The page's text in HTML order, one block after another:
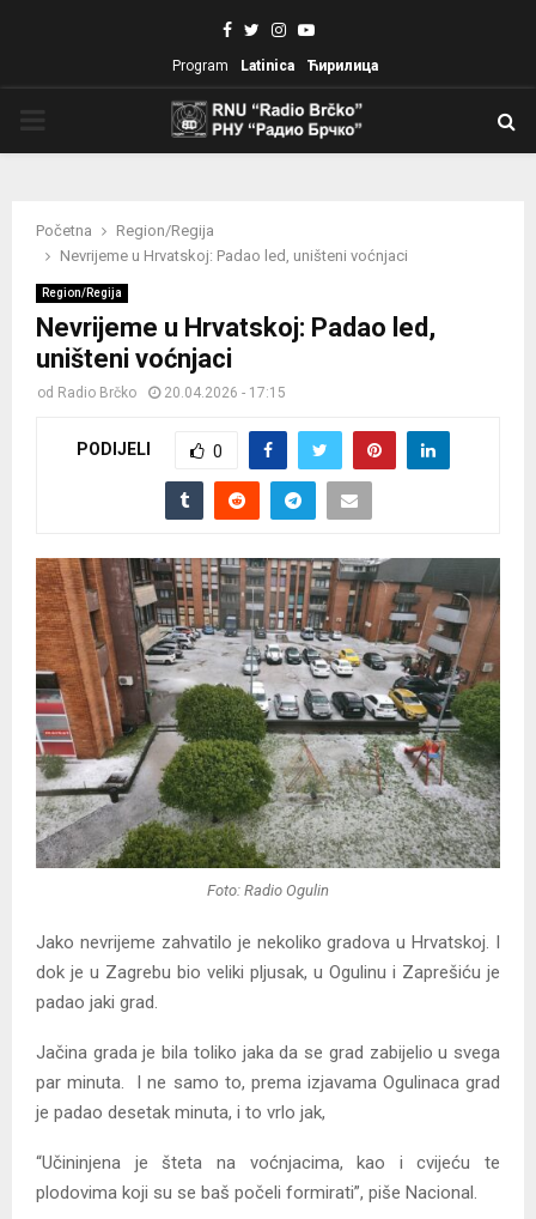
Facebook
TwitterInstagram
Youtube
Program Latinica Ћирилица
Početna
Region/Regija
Nevrijeme u Hrvatskoj: Padao led, uništeni voćnjaci
Region/Regija
Nevrijeme u Hrvatskoj: Padao led,
uništeni voćnjaci
od Radio Brčko 20.04.2026 - 17:15
PODIJELI 0
Foto: Radio Ogulin
Jako nevrijeme zahvatilo je nekoliko gradova u Hrvatskoj. I
dok je u Zagrebu bio veliki pljusak, u Ogulinu i Zaprešiću je
padao jaki grad.
Jačina grada je bila toliko jaka da se grad zabijelio u svega
par minuta. I ne samo to, prema izjavama Ogulinaca grad
je padao desetak minuta, i to vrlo jak,
“Učininjena je šteta na voćnjacima, kao i cvijeću te
plodovima koji su se baš počeli formirati”, piše Nacional.